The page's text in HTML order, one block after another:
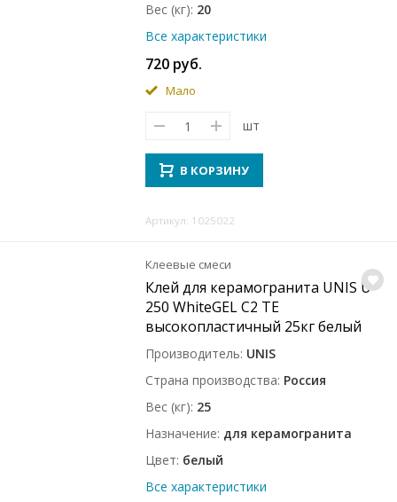
Вес (кг) 20
Все характеристики
720 руб.
Мало
шт
В КОРЗИНУ
Артикул: 1025022
Клеевые смеси
Клей для керамогранита UNIS U-
250 WhiteGEL C2 TE
высокопластичный 25кг белый
Производитель UNIS
Страна производства Россия
Вес (кг) 25
Назначение для керамогранита
Цвет белый
Все характеристики